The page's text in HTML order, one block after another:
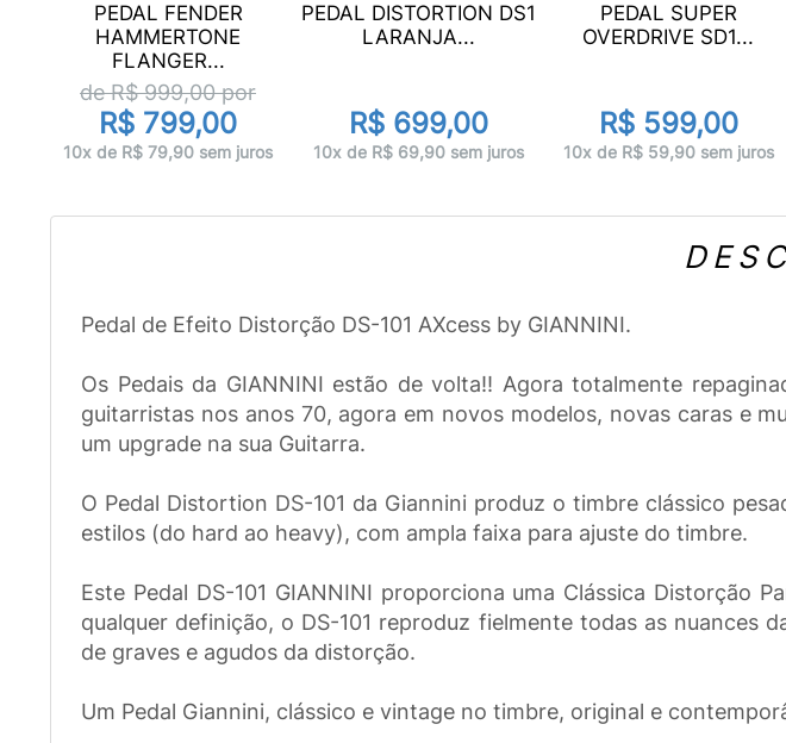
PEDAL FENDER
HAMMERTONE
FLANGER...
de R$999,00por
R$ 799,00
10x de R$ 79,90 sem juros
PEDAL DISTORTION DS1
LARANJA...
R$ 699,00
10x de R$ 69,90 sem juros
PEDAL SUPER
OVERDRIVE SD1...
R$ 599,00
10x de R$ 59,90 sem juros
Pedal de Efeito Distorção DS-101 AXcess by GIANNINI.
Os Pedais da GIANNINI estão de volta!! Agora totalmente
guitarristas nos anos 70, agora em novos modelos, novas caras e
um upgrade na sua Guitarra.
O Pedal Distortion DS-101 da Giannini produz o timbre clássico
estilos (do hard ao heavy), com ampla faixa para ajuste do timbre.
Este Pedal DS-101 GIANNINI proporciona uma Clássica Distorção
qualquer definição, o DS-101 reproduz fielmente todas as nuances
de graves e agudos da distorção.
Um Pedal Giannini, clássico e vintage no timbre, original e